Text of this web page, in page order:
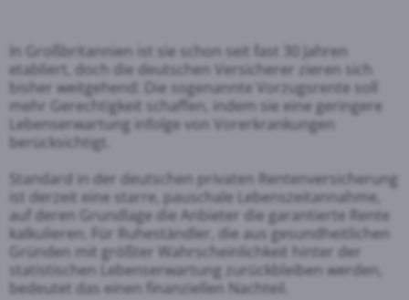
In Großbritannien ist sie schon seit fast 30 Jahren
etabliert, doch die deutschen Versicherer zieren sich
bisher weitgehend: Die sogenannte Vorzugsrente soll
mehr Gerechtigkeit schaffen, indem sie eine geringere
Lebenserwartung infolge von Vorerkrankungen
berücksichtigt.
Standard in der deutschen privaten Rentenversicherung
ist derzeit eine starre, pauschale Lebenszeitannahme,
auf deren Grundlage die Anbieter die garantierte Rente
kalkulieren. Für Ruheständler, die aus gesundheitlichen
Gründen mit größter Wahrscheinlichkeit hinter der
statistischen Lebenserwartung zurückbleiben werden,
bedeutet das einen finanziellen Nachteil.